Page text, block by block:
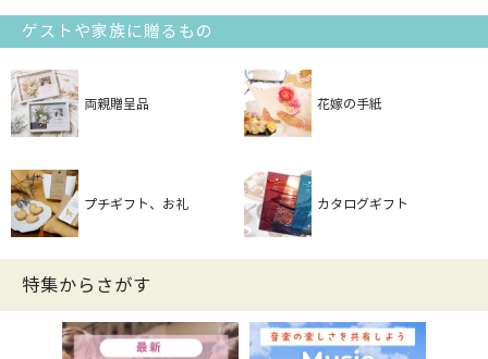
ゲストや家族に贈るもの
両親贈呈品 花嫁の手紙
プチギフト、お礼 カタログギフト
特集からさがす